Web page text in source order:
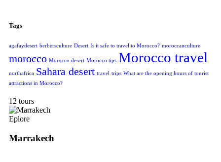
Tags
agafaydesert berbersculture Desert Is it safe to travel to Morocco? moroccanculture
morocco Morocco desert Morocco tips Morocco travel
northafrica Sahara desert travel trips What are the opening hours of tourist
attractions in Morocco?
12 tours
Eplore
Marrakech